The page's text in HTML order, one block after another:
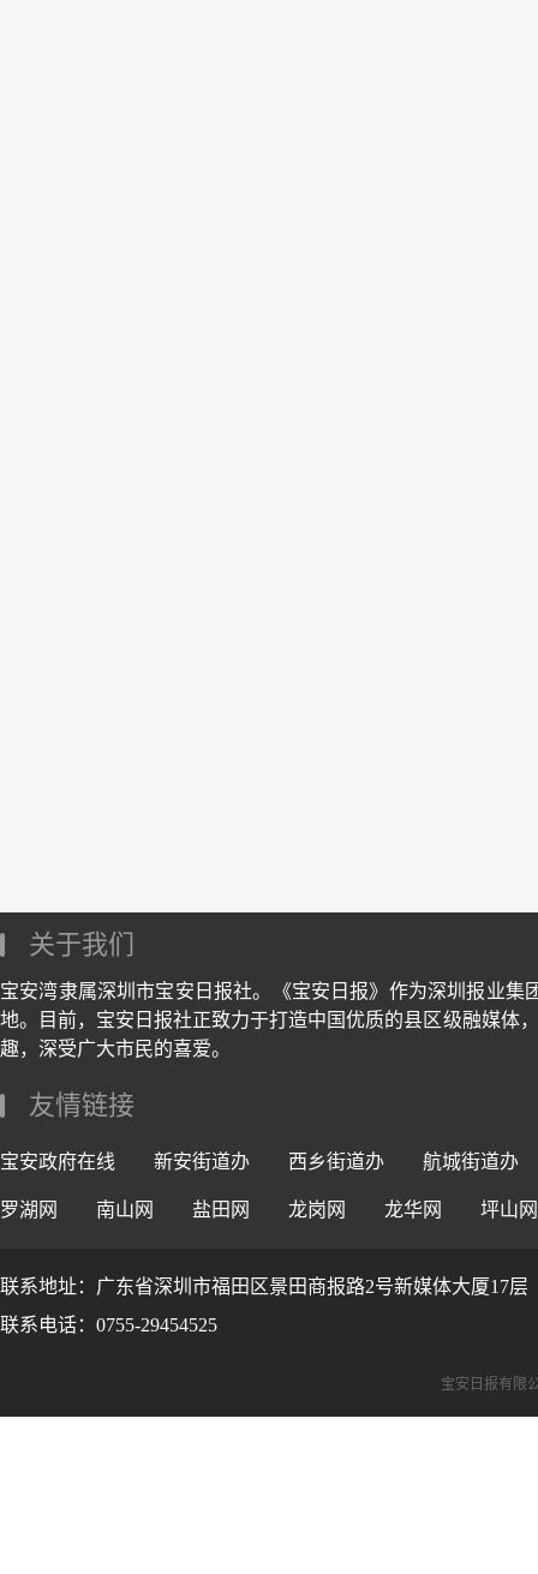
关于我们
宝安湾隶属深圳市宝安日报社。《宝安日报》作为深圳报业
地。目前，宝安日报社正致力于打造中国优质的县区级融媒体
趣，深受广大市民的喜爱。
友情链接
宝安政府在线 新安街道办 西乡街道办 航城街道办
罗湖网 南山网 盐田网 龙岗网 龙华网 坪山网
联系地址：广东省深圳市福田区景田商报路2号新媒体大厦17层
联系电话：0755-29454525
宝安日报有限